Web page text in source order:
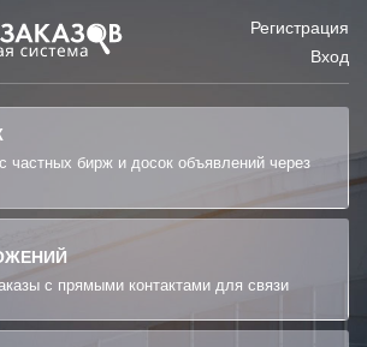
Регистрация
Вход
частных бирж и досок объявлений через
с прямыми контактами для связи